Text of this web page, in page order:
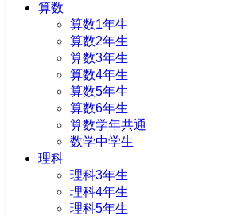
算数
算数1年生
算数2年生
算数3年生
算数4年生
算数5年生
算数6年生
算数学年共通
数学中学生
理科
理科3年生
理科4年生
理科5年生